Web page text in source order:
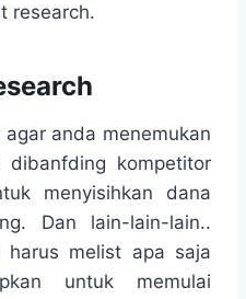
research.
anda menemukan
kompetitor
menyisihkan dana
Dan lain-lain-lain..
melist apa saja
untuk memulai